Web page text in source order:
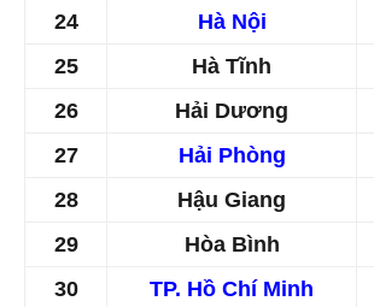
24
Hà Nội
25
Hà Tĩnh
26
Hải Dương
27
Hải Phòng
28
Hậu Giang
29
Hòa Bình
30
TP. Hồ Chí Minh